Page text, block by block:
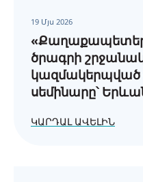
19 Մյս 2026
ծրագրի
կազմակերպված
սեմինարը՝
ԿԱՐԴԱԼ ԱՎԵԼԻՆ